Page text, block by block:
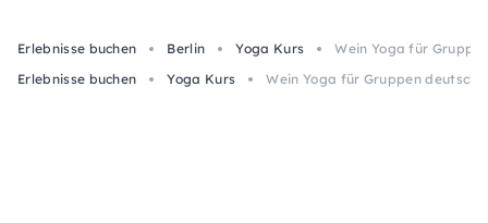
Erlebnisse buchen Berlin Yoga Kurs
Wein Yoga für
Erlebnisse buchen
Yoga Kurs Wein Yoga für Gruppen